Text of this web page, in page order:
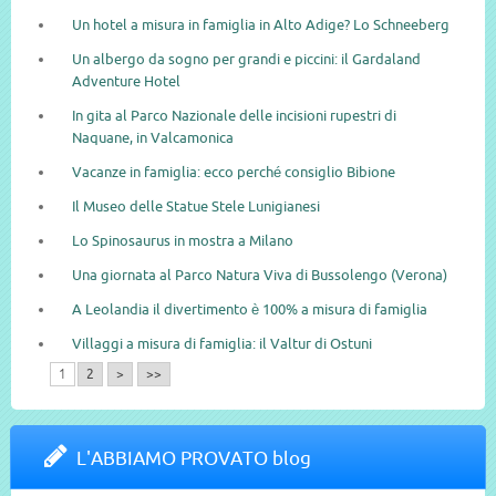
Un hotel a misura in famiglia in Alto Adige? Lo Schneeberg
Un albergo da sogno per grandi e piccini: il Gardaland
Adventure Hotel
In gita al Parco Nazionale delle incisioni rupestri di
Naquane, in Valcamonica
Vacanze in famiglia: ecco perché consiglio Bibione
Il Museo delle Statue Stele Lunigianesi
Lo Spinosaurus in mostra a Milano
Una giornata al Parco Natura Viva di Bussolengo (Verona)
A Leolandia il divertimento è 100% a misura di famiglia
Villaggi a misura di famiglia: il Valtur di Ostuni
1 2 > >>
L'ABBIAMO PROVATO blog